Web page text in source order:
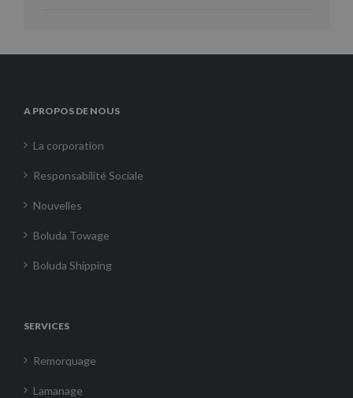
A PROPOS DE NOUS
La corporation
Responsabilité Sociale
Nouvelles
Boluda Towage
Boluda Shipping
SERVICES
Remorquage
Lamanage